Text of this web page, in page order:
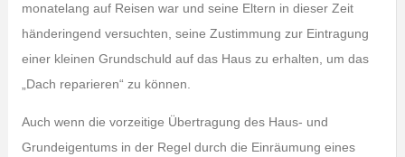
monatelang auf Reisen war und seine Eltern in dieser Zeit
händeringend versuchten, seine Zustimmung zur Eintragung
einer kleinen Grundschuld auf das Haus zu erhalten, um das
„Dach reparieren“ zu können.
Auch wenn die vorzeitige Übertragung des Haus- und
Grundeigentums in der Regel durch die Einräumung eines